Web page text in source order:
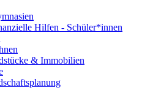
Hilfen - Schüler*innen
& Immobilien